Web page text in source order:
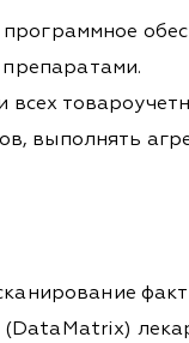
программное
всех
выполнять